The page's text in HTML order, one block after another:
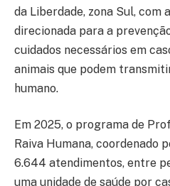
da Liberdade, zona Sul, com
direcionada para a
cuidados necessários em
animais que podem
humano.
Em 2025, o programa de
Raiva Humana, coordenado
6.644 atendimentos, entre
uma unidade de saúde por